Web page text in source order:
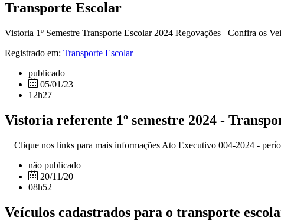
Transporte Escolar
Vistoria 1º Semestre Transporte Escolar 2024 Regovações Confira os
Registrado em: Transporte Escolar
publicado
05/01/23
12h27
Vistoria referente 1º semestre 2024 -
Clique nos links para mais informações Ato Executivo 004-2024 -
não publicado
20/11/20
08h52
Veículos cadastrados para o transporte